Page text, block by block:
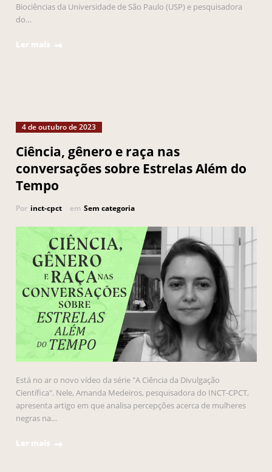
Biociências da Universidade de São Paulo (USP) e pesquisadora
do…
Ler mais
4 de outubro de 2023
Ciência, gênero e raça nas
conversações sobre Estrelas Além do
Tempo
Por inct-cpct em Sem categoria
Está no ar o novo vídeo da série "A Ciência da Divulgação
Científica". Nele, Amanda Medeiros, pesquisadora do INCT-CPCT,
apresenta artigo em que analisa percepções acerca de mulheres
negras na…
Ler mais